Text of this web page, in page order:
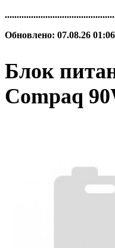
Обновлено: 07.08.26 01:06
Блок
Compaq